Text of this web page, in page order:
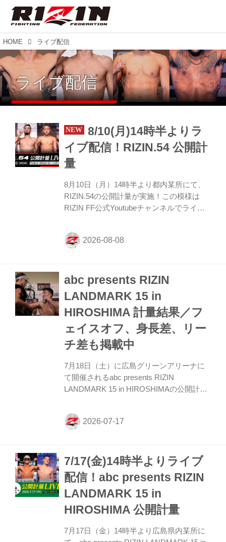
HOME ライブ配信
ライブ配信
8/10(月)14時半よりラ
イブ配信！RIZIN.54 公開計
量
8月10日（月）14時半より都内某所にて、
RIZIN.54の公開計量が実施！この模様は
RIZIN FF公式Youtubeチャンネルでライブ
鍛え上げられた肉体、そして張りつめた空
気の中で行われるフェイスオフをYouTube
（月）14時半〜 YouTubeライブ配信 公開計
ら、以下よりご視聴可能になります。
※URLは公開直前に有効化される場合がご
ざいます ※「チャンネル登録&通知ON」
推奨 Youtubeチャンネルでは、...
abc presents RIZIN
LANDMARK 15 in
HIROSHIMA 計量結果／フ
ェイスオフ、身長差、リー
チ差も掲載中
7月18日（土）に広島グリーンアリーナに
て開催されるabc presents RIZIN
LANDMARK 15 in HIROSHIMAの公開計量
スコミ、そして公開計量を観覧しに来たフ
ァンが見つめる中、フェイスオフが行われ
中！大会前に必ずチェックしよう！ 第1試
合／芝宏二郎vs. 遥心について 本日行われ
た公式計量で遥心が規定体重（54.5kg）を
1.6kg超過した為、RIZIN キックボクシング
ルールに基づき、次のとおり条件付きにて
試合を実施いたします。 試合実...
7/17(金)14時半よりライブ
配信！abc presents RIZIN
LANDMARK 15 in
HIROSHIMA 公開計量
7月17日（金）14時半より広島県内某所に